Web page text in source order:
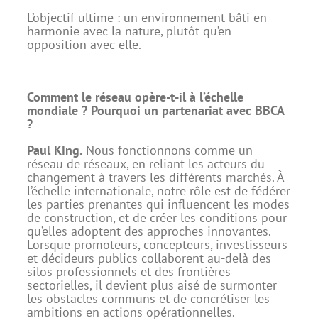
L’objectif ultime : un environnement bâti en
harmonie avec la nature, plutôt qu’en
opposition avec elle.
Comment le réseau opère-t-il à l’échelle
mondiale ? Pourquoi un partenariat avec BBCA
?
Paul King. Nous fonctionnons comme un
réseau de réseaux, en reliant les acteurs du
changement à travers les différents marchés. À
l’échelle internationale, notre rôle est de fédérer
les parties prenantes qui influencent les modes
de construction, et de créer les conditions pour
qu’elles adoptent des approches innovantes.
Lorsque promoteurs, concepteurs, investisseurs
et décideurs publics collaborent au-delà des
silos professionnels et des frontières
sectorielles, il devient plus aisé de surmonter
les obstacles communs et de concrétiser les
ambitions en actions opérationnelles.